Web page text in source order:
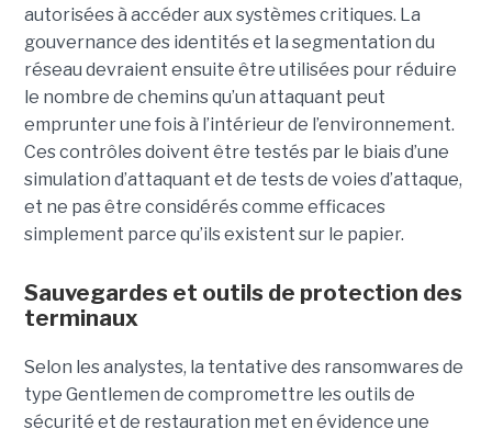
autorisées à accéder aux systèmes critiques. La
gouvernance des identités et la segmentation du
réseau devraient ensuite être utilisées pour réduire
le nombre de chemins qu’un attaquant peut
emprunter une fois à l’intérieur de l’environnement.
Ces contrôles doivent être testés par le biais d’une
simulation d’attaquant et de tests de voies d’attaque,
et ne pas être considérés comme efficaces
simplement parce qu’ils existent sur le papier.
Sauvegardes et outils de protection des
terminaux
Selon les analystes, la tentative des ransomwares de
type Gentlemen de compromettre les outils de
sécurité et de restauration met en évidence une